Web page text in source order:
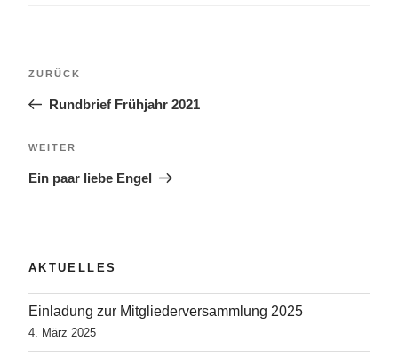
Vorheriger
ZURÜCK
Rundbrief Frühjahr 2021
Nächster
WEITER
Ein paar liebe Engel
AKTUELLES
Einladung zur Mitgliederversammlung 2025
4. März 2025